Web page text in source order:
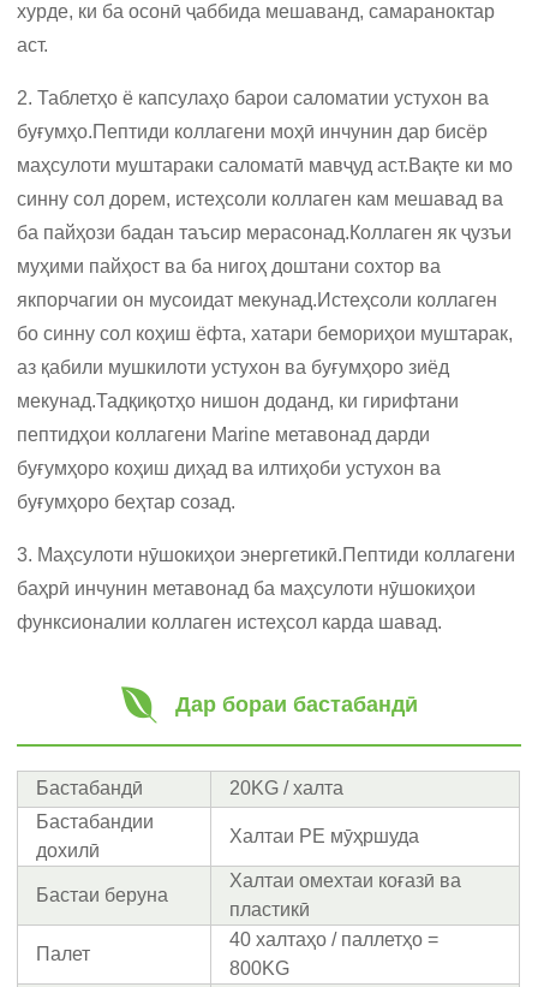
хурде, ки ба осонӣ ҷаббида мешаванд, самараноктар
аст.
2. Таблетҳо ё капсулаҳо барои саломатии устухон ва
буғумҳо.Пептиди коллагени моҳӣ инчунин дар бисёр
маҳсулоти муштараки саломатӣ мавҷуд аст.Вақте ки мо
синну сол дорем, истеҳсоли коллаген кам мешавад ва
ба пайҳози бадан таъсир мерасонад.Коллаген як ҷузъи
муҳими пайҳост ва ба нигоҳ доштани сохтор ва
якпорчагии он мусоидат мекунад.Истеҳсоли коллаген
бо синну сол коҳиш ёфта, хатари бемориҳои муштарак,
аз қабили мушкилоти устухон ва буғумҳоро зиёд
мекунад.Тадқиқотҳо нишон доданд, ки гирифтани
пептидҳои коллагени Marine метавонад дарди
буғумҳоро коҳиш диҳад ва илтиҳоби устухон ва
буғумҳоро беҳтар созад.
3. Маҳсулоти нӯшокиҳои энергетикӣ.Пептиди коллагени
баҳрӣ инчунин метавонад ба маҳсулоти нӯшокиҳои
функсионалии коллаген истеҳсол карда шавад.
Дар бораи бастабандӣ
Бастабандӣ
20KG / халта
Бастабандии
дохилӣ
Халтаи PE мӯҳршуда
Бастаи беруна
Халтаи омехтаи коғазӣ ва
пластикӣ
Палет
40 халтаҳо / паллетҳо =
800KG